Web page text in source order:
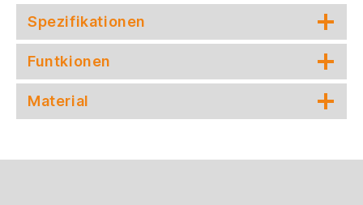
Spezifikationen
Funtkionen
Material